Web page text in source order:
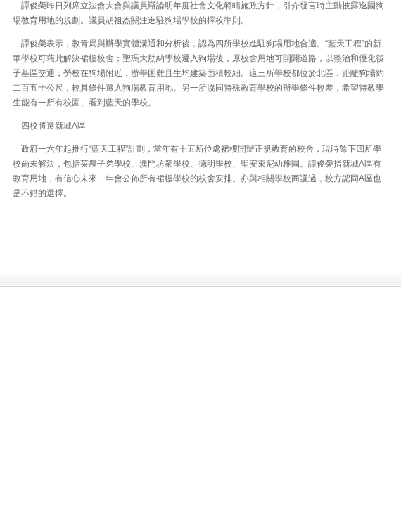
譚俊榮昨日列席立法會大會與議員辯論明年度社會文化範疇施政方針，引介發言時主動披露逸園狗
場教育用地的規劃。議員胡祖杰關注進駐狗場學校的擇校準則。
譚俊榮表示，教青局與辦學實體溝通和分析後，認為四所學校進駐狗場用地合適。“藍天工程”的新
華學校可藉此解決裙樓校舍；聖瑪大肋納學校遷入狗場後，原校舍用地可開闢道路，以整治和優化筷
子基區交通；勞校在狗場附近，辦學困難且生均建築面積較細。這三所學校都位於北區，距離狗場約
二百五十公尺，較具條件遷入狗場教育用地。另一所協同特殊教育學校的辦學條件較差，希望特教學
生能有一所有校園、看到藍天的學校。
四校將遷新城A區
政府一六年起推行“藍天工程”計劃，當年有十五所位處裙樓開辦正規教育的校舍，現時餘下四所學
校尙未解決，包括菜農子弟學校、澳門坊衆學校、德明學校、聖安東尼幼稚園。譚俊榮指新城A區有
教育用地，有信心未來一年會公佈所有裙樓學校的校舍安排。亦與相關學校商議過，校方認同A區也
是不錯的選擇。